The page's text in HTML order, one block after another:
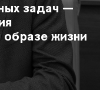
задач —
жизни